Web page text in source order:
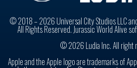
© 2018 – 2026 Universal City Studios LLC
All Rights Reserved. Jurassic World Alive
© 2026 Ludia Inc. All right
Apple and the Apple logo are trademarks of